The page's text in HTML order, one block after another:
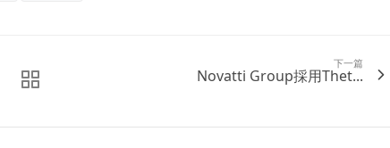
下一篇
Novatti Group採用Thet...